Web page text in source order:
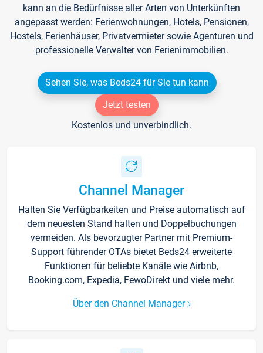
kann an die Bedürfnisse aller Arten von Unterkünften
angepasst werden: Ferienwohnungen, Hotels, Pensionen,
Hostels, Ferienhäuser, Privatvermieter sowie Agenturen und
professionelle Verwalter von Ferienimmobilien.
Sehen Sie, was Beds24 für Sie tun kann
Jetzt testen
Kostenlos und unverbindlich.
Channel Manager
Halten Sie Verfügbarkeiten und Preise automatisch auf
dem neuesten Stand halten und Doppelbuchungen
vermeiden. Als bevorzugter Partner mit Premium-
Support führender OTAs bietet Beds24 erweiterte
Funktionen für beliebte Kanäle wie Airbnb,
Booking.com, Expedia, FewoDirekt und viele mehr.
Über den Channel Manager